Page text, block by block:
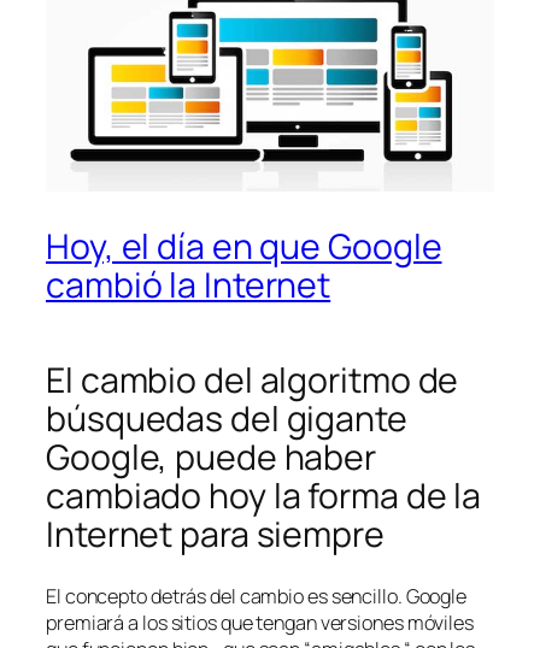
Hoy, el día en que Google
cambió la Internet
El cambio del algoritmo de
búsquedas del gigante
Google, puede haber
cambiado hoy la forma de la
Internet para siempre
El concepto detrás del cambio es sencillo. Google
premiará a los sitios que tengan versiones móviles